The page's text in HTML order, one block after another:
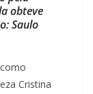
obteve
Saulo
Cristina